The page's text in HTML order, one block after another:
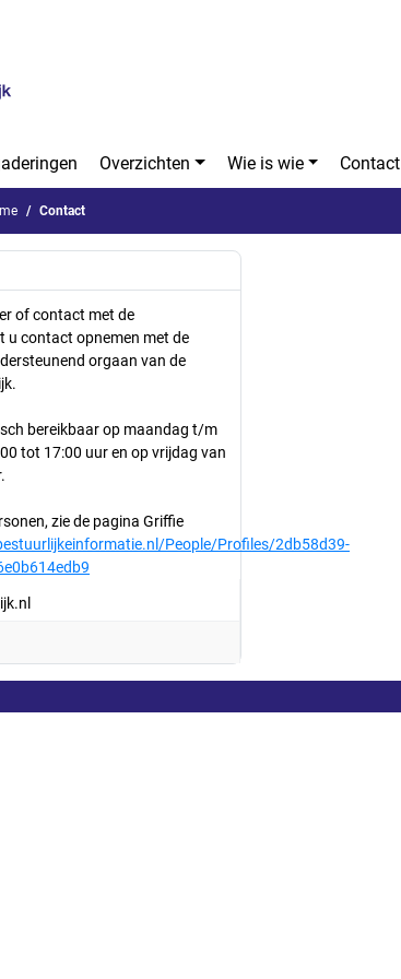
Overzichten Wie is wie Contact
Contact
of contact met de
u contact opnemen met de
orgaan van de
bereikbaar op maandag t/m
tot 17:00 uur en op vrijdag van
zie de pagina Griffie
People/Profiles/2db58d39-